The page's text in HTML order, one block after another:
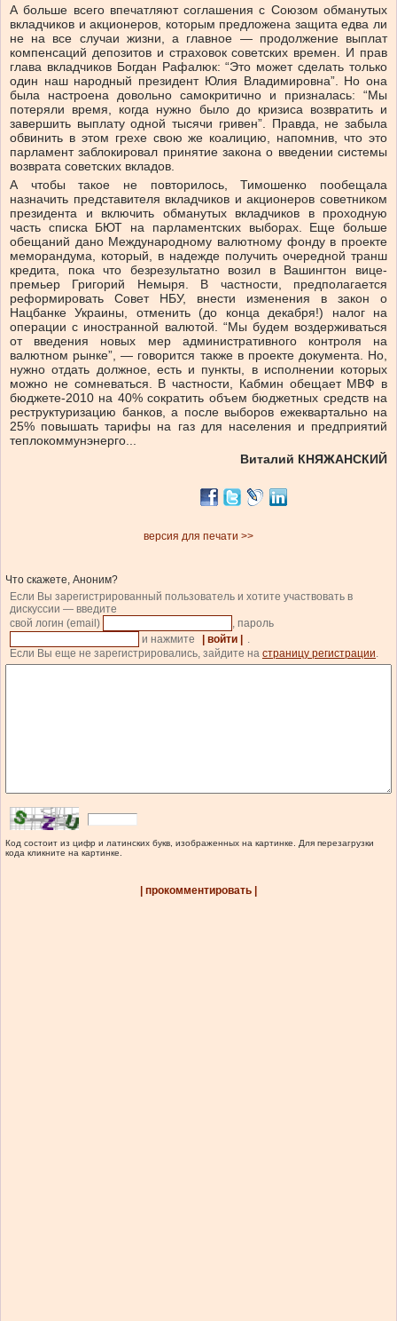
А больше всего впечатляют соглашения с Союзом обманутых
вкладчиков и акционеров, которым предложена защита едва ли
не на все случаи жизни, а главное — продолжение выплат
компенсаций депозитов и страховок советских времен. И прав
глава вкладчиков Богдан Рафалюк: “Это может сделать только
один наш народный президент Юлия Владимировна”. Но она
была настроена довольно самокритично и призналась: “Мы
потеряли время, когда нужно было до кризиса возвратить и
завершить выплату одной тысячи гривен”. Правда, не забыла
обвинить в этом грехе свою же коалицию, напомнив, что это
парламент заблокировал принятие закона о введении системы
возврата советских вкладов.
А чтобы такое не повторилось, Тимошенко пообещала
назначить представителя вкладчиков и акционеров советником
президента и включить обманутых вкладчиков в проходную
часть списка БЮТ на парламентских выборах. Еще больше
обещаний дано Международному валютному фонду в проекте
меморандума, который, в надежде получить очередной транш
кредита, пока что безрезультатно возил в Вашингтон вице-
премьер Григорий Немыря. В частности, предполагается
реформировать Совет НБУ, внести изменения в закон о
Нацбанке Украины, отменить (до конца декабря!) налог на
операции с иностранной валютой. “Мы будем воздерживаться
от введения новых мер административного контроля на
валютном рынке”, — говорится также в проекте документа. Но,
нужно отдать должное, есть и пункты, в исполнении которых
можно не сомневаться. В частности, Кабмин обещает МВФ в
бюджете-2010 на 40% сократить объем бюджетных средств на
реструктуризацию банков, а после выборов ежеквартально на
25% повышать тарифы на газ для населения и предприятий
теплокоммунэнерго...
Виталий КНЯЖАНСКИЙ
версия для печати >>
Что скажете, Аноним?
Если Вы зарегистрированный пользователь и хотите участвовать в
дискуссии — введите
свой логин (email)
, пароль
и нажмите
| войти |
.
Если Вы еще не зарегистрировались, зайдите на страницу регистрации.
Код состоит из цифр и латинских букв, изображенных на картинке. Для перезагрузки
кода кликните на картинке.
| прокомментировать |